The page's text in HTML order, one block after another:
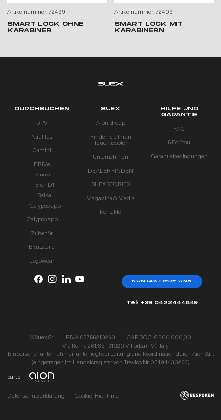
Artikelnummer: 72499
SMART LOCK OHNE
KARABINER
Artikelnummer: 72409
SMART LOCK MIT
KARABINERN
DURCHSUCHEN
DPV
Nautilus
Gemini
DRIVe
Sinapsi
Eron D1
Seika
Calypso app
Calypso app
Zubehör
Ersatzteile
Logowear
SUEX
Aion Group
Finden Sie Ihren
Tauchscooter
Unternehmen
DEALER FINDEN
SUEX STORIES
Magazine & Media
Kontakte
HILFE UND
GARANTIE
FAQ
5 For You
Garantiebedingungen
KONTAKTIERE UNS
Tel: +39 0422444849
© Suex Srl P.IVA 03756210260
CAP. SOC. € 200.000,00
Via Roma 261/35 - 31020 Villorba (TV), Italy
Einpersonenunternehmen unterliegt der Leitung und Koordination durch Aion S.r.l.
(eingetragen im Handelsregister von Treviso Nr. 05494430266)
part of
Datenschutzerklärung Cookie-Richtlinie